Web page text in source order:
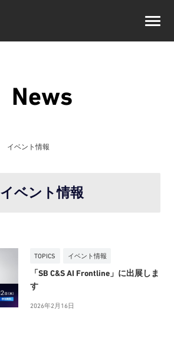
News
イベント情報
イベント情報
TOPICS イベント情報
「SB C&S AI Frontline」に出展しま
す
2026年2月16日